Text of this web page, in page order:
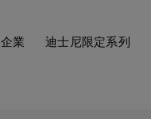
企業 迪士尼限定系列